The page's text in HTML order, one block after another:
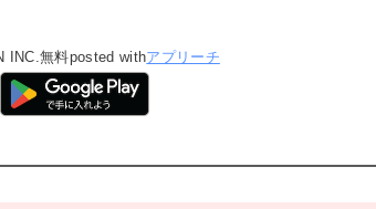
INC.無料posted withアプリーチ